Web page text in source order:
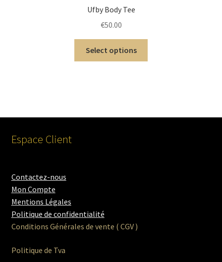
Ufby Body Tee
€50.00
Select options
Espace Client
Contactez-nous
Mon Compte
Mentions Légales
Politique de confidentialité
Conditions Générales de vente ( CGV )
Politique de Tva